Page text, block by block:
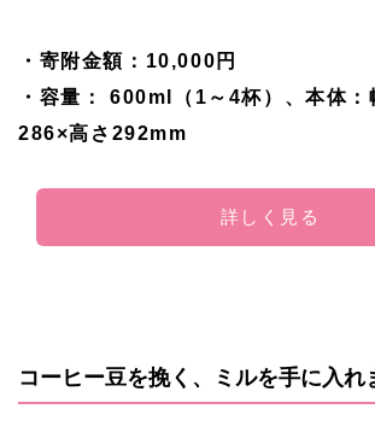
・寄附金額：10,000円
・容量： 600ml（1～4杯）、本体
286×高さ292mm
詳しく見る
コーヒー豆を挽く、ミルを手に入れ